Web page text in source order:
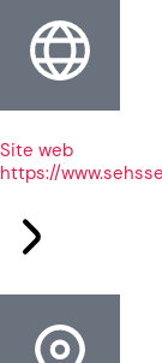
Site web
https://